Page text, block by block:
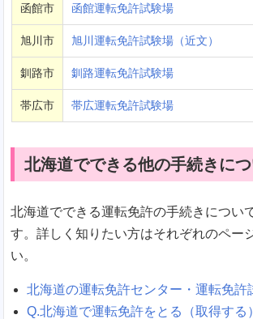
函館市 函館運転免許試験場
旭川市 旭川運転免許試験場（近文）
釧路市 釧路運転免許試験場
帯広市 帯広運転免許試験場
北海道でできる他の手続きに
北海道でできる運転免許の手続きについ
す。詳しく知りたい方はそれぞれのペー
い。
北海道の運転免許センター・運転免許
Q.北海道で運転免許をとる（取得する